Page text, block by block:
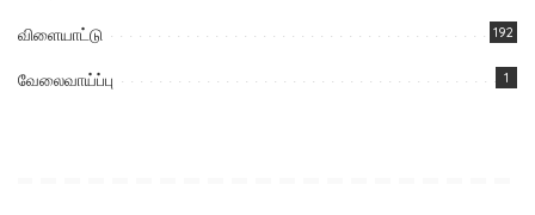
விளையாட்டு 192
வேலைவாய்ப்பு 1